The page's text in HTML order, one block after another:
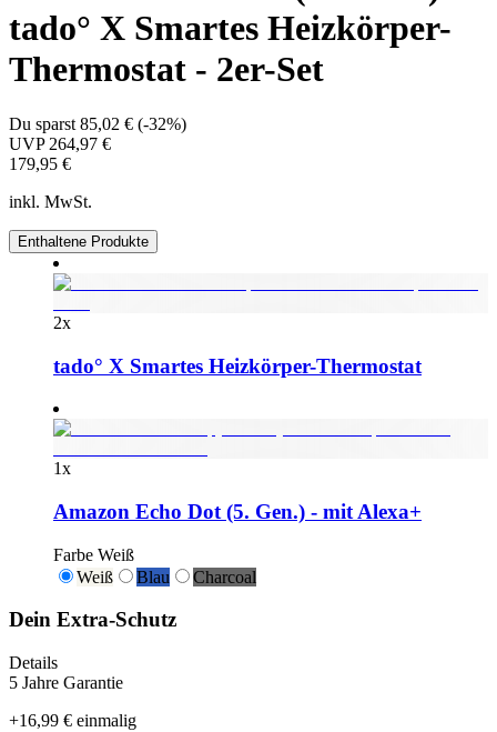
tado° X Smartes Heizkörper-
Thermostat - 2er-Set
Du sparst 85,02 € (-32%)
UVP 264,97 €
179,95 €
inkl. MwSt.
Enthaltene Produkte
2x
tado° X Smartes Heizkörper-Thermostat
1x
Amazon Echo Dot (5. Gen.) - mit Alexa+
Farbe Weiß
Weiß
Blau Charcoal
Dein Extra-Schutz
Details
5 Jahre Garantie
+16,99 € einmalig